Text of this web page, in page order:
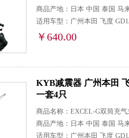
商品产地：日本 中国 泰国 马
适用车型：广州本田 飞度
￥640.00
KYB减震器 广州本田
一套4只
商品名称：EXCEL-G双筒充气
商品产地：日本 中国 泰国 马
适用车型：广州本田 飞度